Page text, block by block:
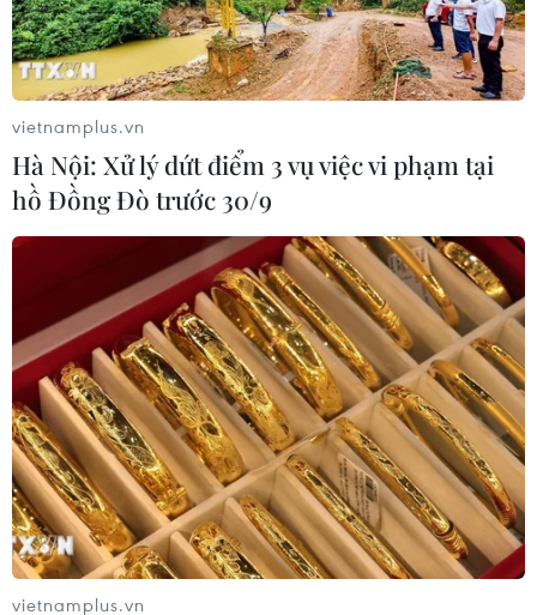
Tổng duyệt diễu binh, diễu hành
kỷ niệm 70 năm Chiến thắng Điện Biên
Phủ
17/04/2024 06:22
Sáng 17/4, tại Trung tâm Huấn luyện quân sự quốc gia
4 (xã Đồng Tâm, huyện Mỹ Đức, Hà Nội) diễn ra buổi
Tổng duyệt diễu binh, diễu hành Lễ kỷ niệm 70 năm
Chiến thắng Điện Biên Phủ.
vietnamplus.vn
Hà Nội: Xử lý dứt điểm 3 vụ việc vi phạm tại
hồ Đồng Đò trước 30/9
vietnamplus.vn